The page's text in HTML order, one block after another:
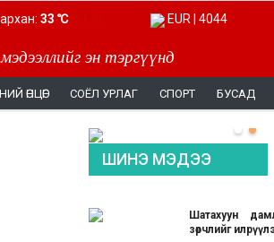
эн тэргүүнд
33 ℃ EUR | 4044
ӨНЦӨГ СОЁЛ УРЛАГ СПОРТ БУСАД
ШИНЭ МЭДЭЭ
Шатахуун
зөрчлийг